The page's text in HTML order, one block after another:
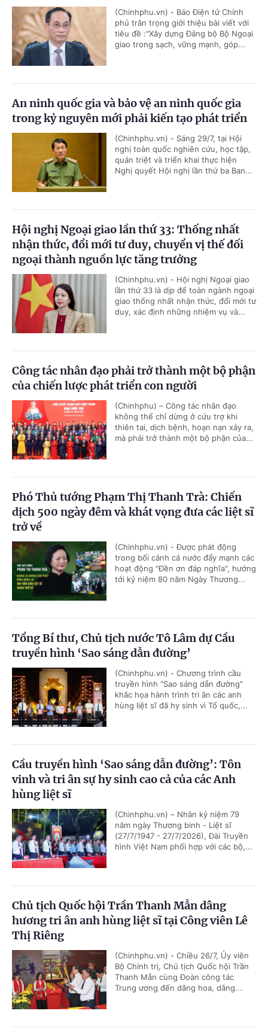
(Chinhphu.vn) - Báo Điện tử Chính
phủ trân trọng giới thiệu bài viết với
tiêu đề :"Xây dựng Đảng bộ Bộ Ngoại
giao trong sạch, vững mạnh, góp...
An ninh quốc gia và bảo vệ an ninh quốc gia
trong kỷ nguyên mới phải kiến tạo phát triển
(Chinhphu.vn) - Sáng 29/7, tại Hội
nghị toàn quốc nghiên cứu, học tập,
quán triệt và triển khai thực hiện
Nghị quyết Hội nghị lần thứ ba Ban...
Hội nghị Ngoại giao lần thứ 33: Thống nhất
nhận thức, đổi mới tư duy, chuyển vị thế đối
ngoại thành nguồn lực tăng trưởng
(Chinhphu.vn) - Hội nghị Ngoại giao
lần thứ 33 là dịp để toàn ngành ngoại
giao thống nhất nhận thức, đổi mới tư
duy, xác định những nhiệm vụ và...
Công tác nhân đạo phải trở thành một bộ phận
của chiến lược phát triển con người
(Chinhphu) – Công tác nhân đạo
không thể chỉ dừng ở cứu trợ khi
thiên tai, dịch bệnh, hoạn nạn xảy ra,
mà phải trở thành một bộ phận của...
Phó Thủ tướng Phạm Thị Thanh Trà: Chiến
dịch 500 ngày đêm và khát vọng đưa các liệt sĩ
trở về
(Chinhphu.vn) - Được phát động
trong bối cảnh cả nước đẩy mạnh các
hoạt động "Đền ơn đáp nghĩa", hướng
tới kỷ niệm 80 năm Ngày Thương...
Tổng Bí thư, Chủ tịch nước Tô Lâm dự Cầu
truyền hình ‘Sao sáng dẫn đường’
(Chinhphu.vn) - Chương trình cầu
truyền hình "Sao sáng dẫn đường"
khắc họa hành trình tri ân các anh
hùng liệt sĩ đã hy sinh vì Tổ quốc,...
Cầu truyền hình ‘Sao sáng dẫn đường’: Tôn
vinh và tri ân sự hy sinh cao cả của các Anh
hùng liệt sĩ
(Chinhphu.vn) – Nhân kỷ niệm 79
năm ngày Thương binh - Liệt sĩ
(27/7/1947 - 27/7/2026), Đài Truyền
hình Việt Nam phối hợp với các bộ,...
Chủ tịch Quốc hội Trần Thanh Mẫn dâng
hương tri ân anh hùng liệt sĩ tại Công viên Lê
Thị Riêng
(Chinhphu.vn) - Chiều 26/7, Ủy viên
Bộ Chính trị, Chủ tịch Quốc hội Trần
Thanh Mẫn cùng Đoàn công tác
Trung ương đến dâng hoa, dâng...